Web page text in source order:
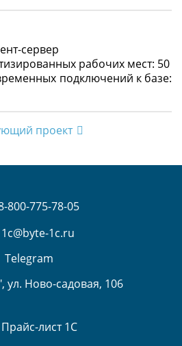
сервер
рабочих мест: 50
подключений к базе:
проект
800-775-78-05
1c@byte-1c.ru
Telegram
Ново-садовая, 106
Прайс-лист 1С